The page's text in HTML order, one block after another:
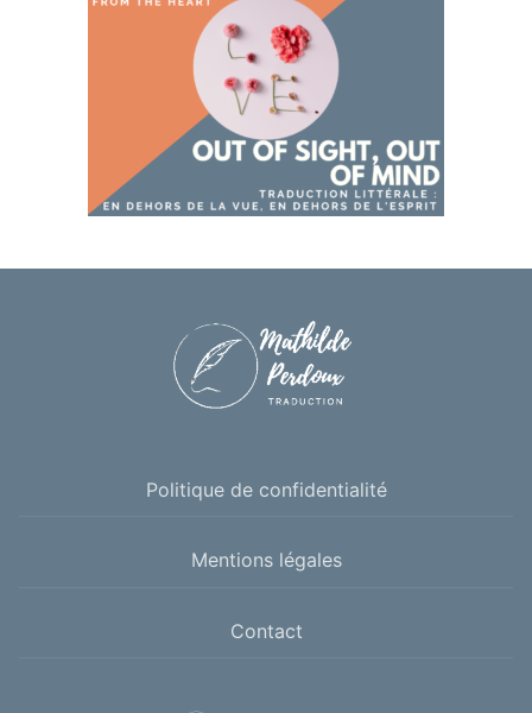
Politique de confidentialité
Mentions légales
Contact